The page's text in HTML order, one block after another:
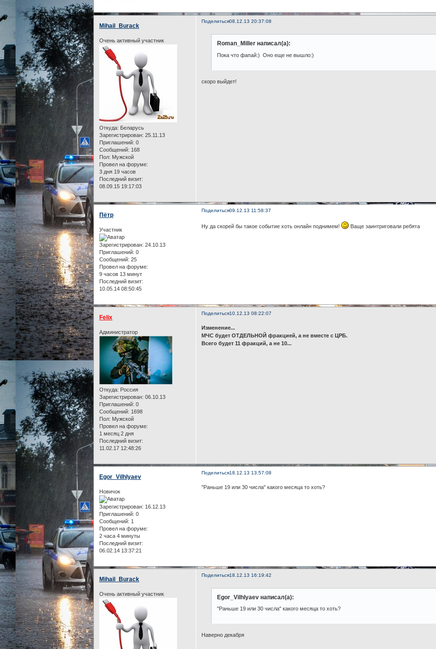
Поделиться08.12.13 20:37:08
Mihail_Burack
Очень активный участник
Откуда: Беларусь
Зарегистрирован: 25.11.13
Приглашений: 0
Сообщений: 168
Пол: Мужской
Провел на форуме:
3 дня 19 часов
Последний визит:
08.09.15 19:17:03
Roman_Miller написал(а):
Пока что фапай:) Оно еще не вышло:)
скоро выйдет!
Поделиться09.12.13 11:58:37
Пётр
Участник
Зарегистрирован: 24.10.13
Приглашений: 0
Сообщений: 25
Провел на форуме:
9 часов 13 минут
Последний визит:
10.05.14 08:50:45
Ну да скорей бы такое событие хоть онлайн поднимем! Ваще заинтриговали ребята
Поделиться10.12.13 08:22:07
Felix
Администратор
Откуда: Россия
Зарегистрирован: 06.10.13
Приглашений: 0
Сообщений: 1698
Пол: Мужской
Провел на форуме:
1 месяц 2 дня
Последний визит:
11.02.17 12:48:26
Изменение...
МЧС будет ОТДЕЛЬНОЙ фракцией, а не вместе с ЦРБ.
Всего будет 11 фракций, а не 10...
Поделиться18.12.13 13:57:08
Egor_Vilhlyaev
Новичок
Зарегистрирован: 16.12.13
Приглашений: 0
Сообщений: 1
Провел на форуме:
2 часа 4 минуты
Последний визит:
06.02.14 13:37:21
"Раньше 19 или 30 числа" какого месяца то хоть?
Поделиться18.12.13 16:19:42
Mihail_Burack
Очень активный участник Egor_Vilhlyaev написал(а):
"Раньше 19 или 30 числа" какого месяца то хоть?
Наверно декабря